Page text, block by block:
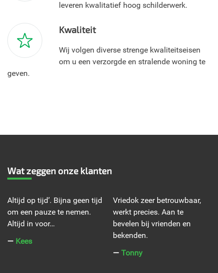
leveren kwalitatief hoog schilderwerk.
Kwaliteit
Wij volgen diverse strenge kwaliteitseisen
om u een verzorgde en stralende woning te
geven.
Wat zeggen onze klanten
Altijd op tijd’. Bijna geen tijd
om een pauze te nemen.
Altijd in voor…
― Kees
Vriedok zeer betrouwbaar,
werkt precies. Aan te
bevelen bij vrienden en
bekenden.
―Tonny